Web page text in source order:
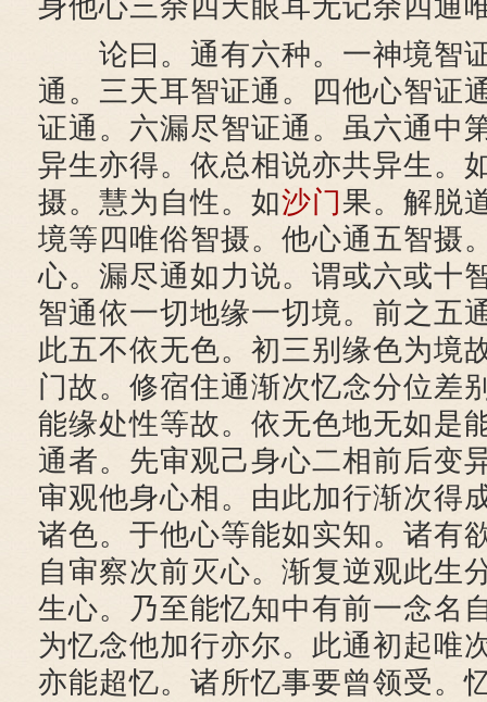
身他心三余四天眼耳无记余四通
论曰。通有六种。一神境智
通。三天耳智证通。四他心智证
证通。六漏尽智证通。虽六通中
异生亦得。依总相说亦共异生。
摄。慧为自性。如沙门果。解脱
境等四唯俗智摄。他心通五智摄
心。漏尽通如力说。谓或六或十
智通依一切地缘一切境。前之五
此五不依无色。初三别缘色为境
门故。修宿住通渐次忆念分位差
能缘处性等故。依无色地无如是
通者。先审观己身心二相前后变
审观他身心相。由此加行渐次得
诸色。于他心等能如实知。诸有
自审察次前灭心。渐复逆观此生
生心。乃至能忆知中有前一念名
为忆念他加行亦尔。此通初起唯
亦能超忆。诸所忆事要曾领受。